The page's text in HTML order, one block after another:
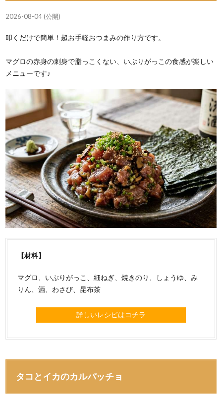
2026-08-04 (公開)
叩くだけで簡単！超お手軽おつまみの作り方です。
マグロの赤身の刺身で脂っこくない、いぶりがっこの食感が楽しい
メニューです♪
【材料】
マグロ、いぶりがっこ、細ねぎ、焼きのり、しょうゆ、み
りん、酒、わさび、昆布茶
詳しいレシピはコチラ
タコとイカのカルパッチョ